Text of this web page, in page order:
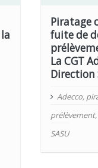
Piratage
fuite de
La CGT
Direction
Adecco,
prélèvement,
SASU